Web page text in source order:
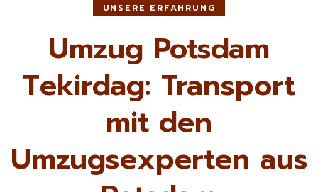
UNSERE ERFAHRUNG
Umzug Potsdam
Tekirdag: Transport
mit den
Umzugsexperten aus